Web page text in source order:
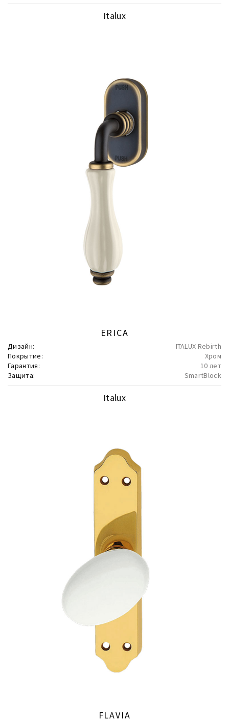
Italux
ERICA
Дизайн:
ITALUX Rebirth
Покрытие:
Хром
Гарантия:
10 лет
Защита:
SmartBlock
Italux
FLAVIA